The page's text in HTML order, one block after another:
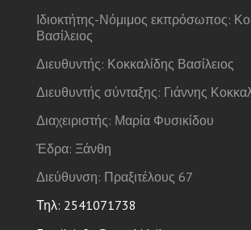
Ιδιοκτήτης-Νόμιμος εκπρόσωπος:
Βασίλειος
Διευθυντής: Κοκκαλίδης Βασίλειος
Διευθυντής σύνταξης: Γιάννης
Διαχειριστής: Μαρία Φυσικίδου
Έδρα: Ξάνθη
Διεύθυνση: Πραξιτέλους 67
Τηλ: 2541071738